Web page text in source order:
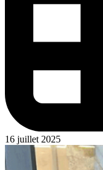
16 juillet 2025